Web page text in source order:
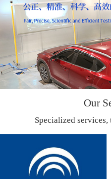
Our
Specialized